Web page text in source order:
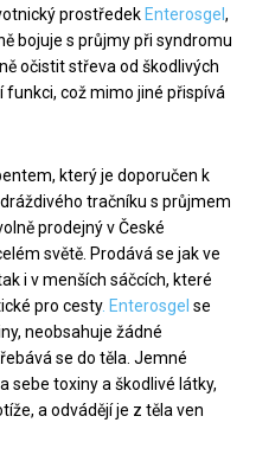
prostředek Enterosgel ,
bojuje s průjmy při syndromu
očistit střeva od škodlivých
což mimo jiné přispívá
který je doporučen k
tračníku s průjmem
prodejný v České
světě. Prodává se jak ve
i v menších sáčcích, které
pro cesty. Enterosgel se
neobsahuje žádné
se do těla. Jemné
sebe toxiny a škodlivé látky,
a odvádějí je z těla ven